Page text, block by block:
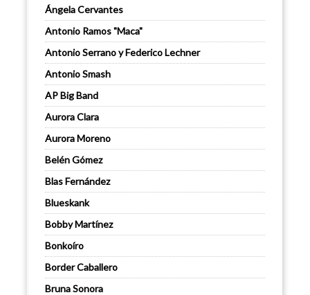
Ángela Cervantes
Antonio Ramos "Maca"
Antonio Serrano y Federico Lechner
Antonio Smash
AP Big Band
Aurora Clara
Aurora Moreno
Belén Gómez
Blas Fernández
Blueskank
Bobby Martínez
Bonkoíro
Border Caballero
Bruna Sonora